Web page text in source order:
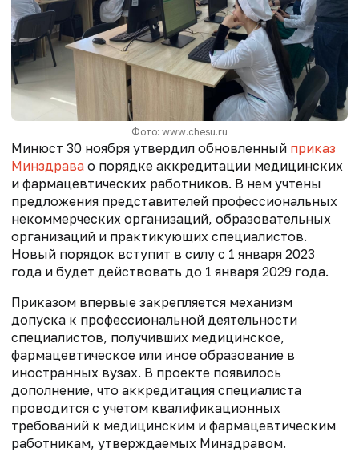
Фото: www.chesu.ru
Минюст 30 ноября утвердил обновленный приказ
Минздрава о порядке аккредитации медицинских
и фармацевтических работников. В нем учтены
предложения представителей профессиональных
некоммерческих организаций, образовательных
организаций и практикующих специалистов.
Новый порядок вступит в силу с 1 января 2023
года и будет действовать до 1 января 2029 года.
Приказом впервые закрепляется механизм
допуска к профессиональной деятельности
специалистов, получивших медицинское,
фармацевтическое или иное образование в
иностранных вузах. В проекте появилось
дополнение, что аккредитация специалиста
проводится с учетом квалификационных
требований к медицинским и фармацевтическим
работникам, утверждаемых Минздравом.